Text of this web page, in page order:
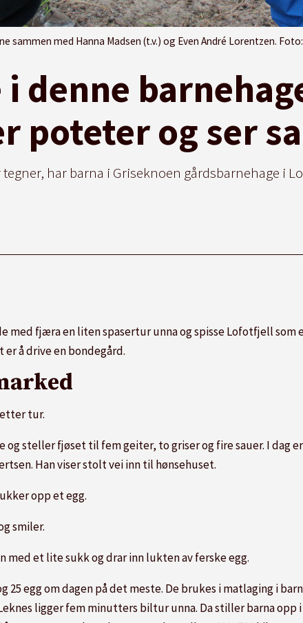
sammen med Hanna Madsen (t.v.) og Even André Lorentzen.
i denne
poteter og ser
har barna i Griseknoen gårdsbarnehage i
med fjæra en liten spasertur unna og spisse Lofotfjell som
er å drive en bondegård.
tur.
og steller fjøset til fem geiter, to griser og fire sauer. I dag
Han viser stolt vei inn til hønsehuset.
opp et egg.
smiler.
med et lite sukk og drar inn lukten av ferske egg.
25 egg om dagen på det meste. De brukes i matlaging i
ligger fem minutters biltur unna. Da stiller barna